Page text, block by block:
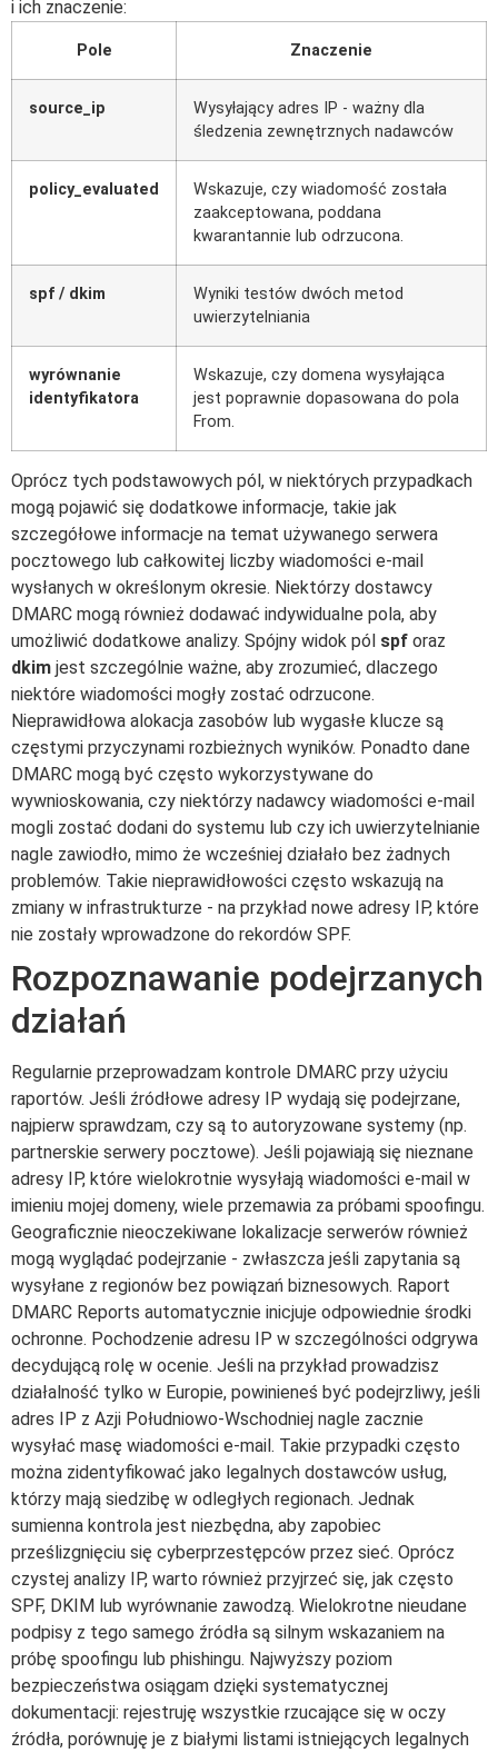
i ich znaczenie:
Pole Znaczenie
source_ip
Wysyłający adres IP - ważny dla
śledzenia zewnętrznych nadawców
policy_evaluated
Wskazuje, czy wiadomość została
zaakceptowana, poddana
kwarantannie lub odrzucona.
spf / dkim
Wyniki testów dwóch metod
uwierzytelniania
wyrównanie
identyfikatora
Wskazuje, czy domena wysyłająca
jest poprawnie dopasowana do pola
From.
Oprócz tych podstawowych pól, w niektórych przypadkach
mogą pojawić się dodatkowe informacje, takie jak
szczegółowe informacje na temat używanego serwera
pocztowego lub całkowitej liczby wiadomości e-mail
wysłanych w określonym okresie. Niektórzy dostawcy
DMARC mogą również dodawać indywidualne pola, aby
umożliwić dodatkowe analizy. Spójny widok pól spf oraz
dkim jest szczególnie ważne, aby zrozumieć, dlaczego
niektóre wiadomości mogły zostać odrzucone.
Nieprawidłowa alokacja zasobów lub wygasłe klucze są
częstymi przyczynami rozbieżnych wyników. Ponadto dane
DMARC mogą być często wykorzystywane do
wywnioskowania, czy niektórzy nadawcy wiadomości e-mail
mogli zostać dodani do systemu lub czy ich uwierzytelnianie
nagle zawiodło, mimo że wcześniej działało bez żadnych
problemów. Takie nieprawidłowości często wskazują na
zmiany w infrastrukturze - na przykład nowe adresy IP, które
nie zostały wprowadzone do rekordów SPF.
Rozpoznawanie podejrzanych
działań
Regularnie przeprowadzam kontrole DMARC przy użyciu
raportów. Jeśli źródłowe adresy IP wydają się podejrzane,
najpierw sprawdzam, czy są to autoryzowane systemy (np.
partnerskie serwery pocztowe). Jeśli pojawiają się nieznane
adresy IP, które wielokrotnie wysyłają wiadomości e-mail w
imieniu mojej domeny, wiele przemawia za próbami spoofingu.
Geograficznie nieoczekiwane lokalizacje serwerów również
mogą wyglądać podejrzanie - zwłaszcza jeśli zapytania są
wysyłane z regionów bez powiązań biznesowych. Raport
DMARC Reports automatycznie inicjuje odpowiednie środki
ochronne. Pochodzenie adresu IP w szczególności odgrywa
decydującą rolę w ocenie. Jeśli na przykład prowadzisz
działalność tylko w Europie, powinieneś być podejrzliwy, jeśli
adres IP z Azji Południowo-Wschodniej nagle zacznie
wysyłać masę wiadomości e-mail. Takie przypadki często
można zidentyfikować jako legalnych dostawców usług,
którzy mają siedzibę w odległych regionach. Jednak
sumienna kontrola jest niezbędna, aby zapobiec
prześlizgnięciu się cyberprzestępców przez sieć. Oprócz
czystej analizy IP, warto również przyjrzeć się, jak często
SPF, DKIM lub wyrównanie zawodzą. Wielokrotne nieudane
podpisy z tego samego źródła są silnym wskazaniem na
próbę spoofingu lub phishingu. Najwyższy poziom
bezpieczeństwa osiągam dzięki systematycznej
dokumentacji: rejestruję wszystkie rzucające się w oczy
źródła, porównuję je z białymi listami istniejących legalnych